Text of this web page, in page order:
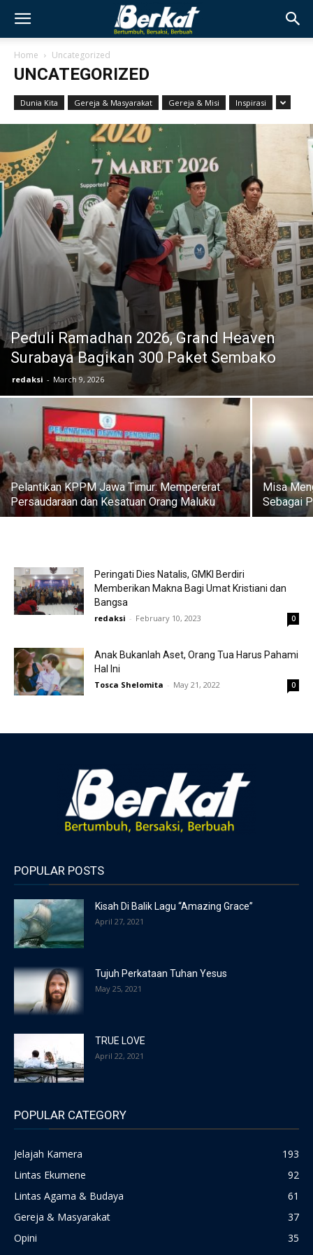
Home Uncategorized
UNCATEGORIZED
Dunia Kita Gereja & Masyarakat Gereja & Misi Inspirasi
Peduli Ramadhan 2026, Grand Heaven
Surabaya Bagikan 300 Paket Sembako
redaksi - March 9, 2026
Pelantikan KPPM Jawa Timur: Mempererat
Persaudaraan dan Kesatuan Orang Maluku
Misa
Sebagai
Peringati Dies Natalis, GMKI Berdiri
Memberikan Makna Bagi Umat Kristiani dan
Bangsa
redaksi - February 10, 2023 0
Anak Bukanlah Aset, Orang Tua Harus Pahami
Hal Ini
Tosca Shelomita - May 21, 2022 0
POPULAR POSTS
Kisah Di Balik Lagu “Amazing Grace”
April 27, 2021
Tujuh Perkataan Tuhan Yesus
May 25, 2021
TRUE LOVE
April 22, 2021
POPULAR CATEGORY
Jelajah Kamera
193
Lintas Ekumene
92
Lintas Agama & Budaya
61
Gereja & Masyarakat
37
Opini
35